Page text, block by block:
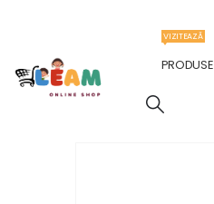
PRODUSE
VIZITEAZĂ